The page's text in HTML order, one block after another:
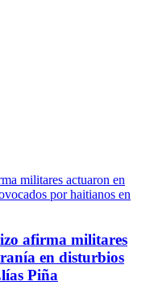
afirma militares
en disturbios
Piña